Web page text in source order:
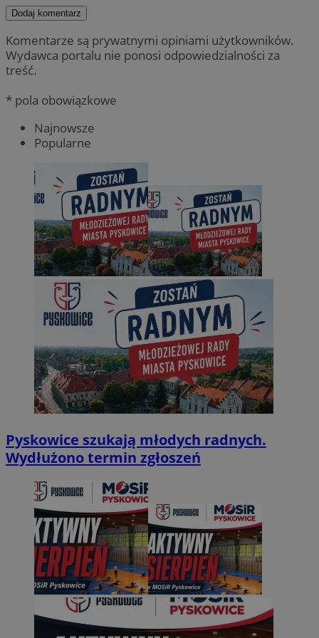
Dodaj komentarz
Komentarze są prywatnymi opiniami użytkowników.
Wydawca portalu nie ponosi odpowiedzialności za
treść.
* pola obowiązkowe
Najnowsze
Popularne
Pyskowice szukają młodych radnych.
Wydłużono termin zgłoszeń